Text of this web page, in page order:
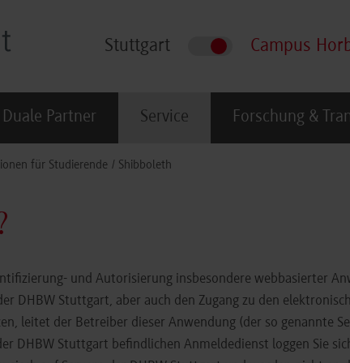
Stuttgart Campus
Duale Partner Service Forschung &
für Studierende Shibboleth
und Autorisierung insbesondere webbasierter
DHBW Stuttgart, aber auch den Zugang zu den
leitet der Betreiber dieser Anwendung (der so genannte
DHBW Stuttgart befindlichen Anmeldedienst loggen Sie